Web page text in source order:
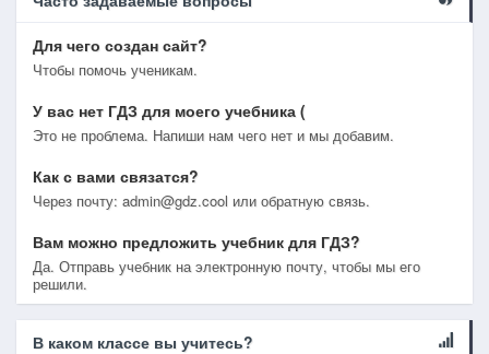
Для чего создан сайт?
Чтобы помочь ученикам.
У вас нет ГДЗ для моего учебника (
Это не проблема. Напиши нам чего нет и мы добавим.
Как с вами связатся?
Через почту: admin@gdz.cool или обратную связь.
Вам можно предложить учебник для ГДЗ?
Да. Отправь учебник на электронную почту, чтобы мы его
решили.
В каком классе вы учитесь?